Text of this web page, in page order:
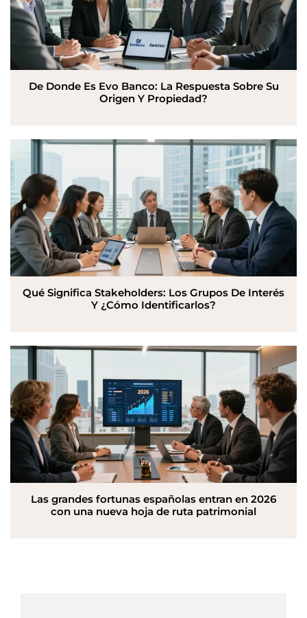
De Donde Es Evo Banco: La Respuesta Sobre Su
Origen Y Propiedad?
Qué Significa Stakeholders: Los Grupos De Interés
Y ¿Cómo Identificarlos?
Las grandes fortunas españolas entran en 2026
con una nueva hoja de ruta patrimonial